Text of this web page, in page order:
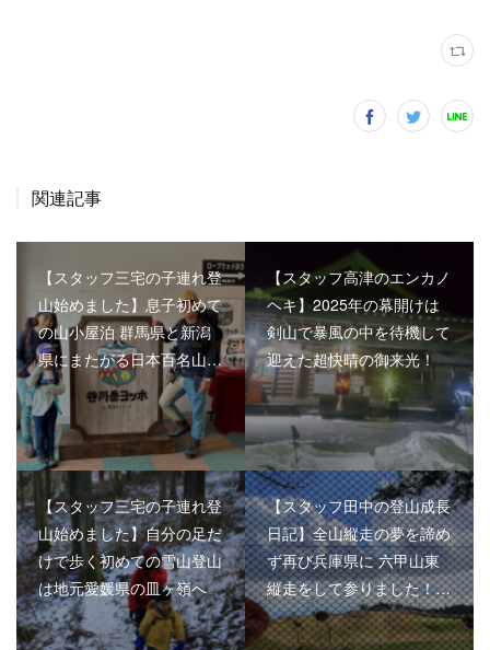
関連記事
【スタッフ三宅の子連れ登
山始めました】息子初めて
の山小屋泊 群馬県と新潟
県にまたがる日本百名山…
【スタッフ高津のエンカノ
ヘキ】2025年の幕開けは
剣山で暴風の中を待機して
迎えた超快晴の御来光！
【スタッフ三宅の子連れ登
山始めました】自分の足だ
けで歩く初めての雪山登山
は地元愛媛県の皿ヶ嶺へ
【スタッフ田中の登山成長
日記】全山縦走の夢を諦め
ず再び兵庫県に 六甲山東
縦走をして参りました！…